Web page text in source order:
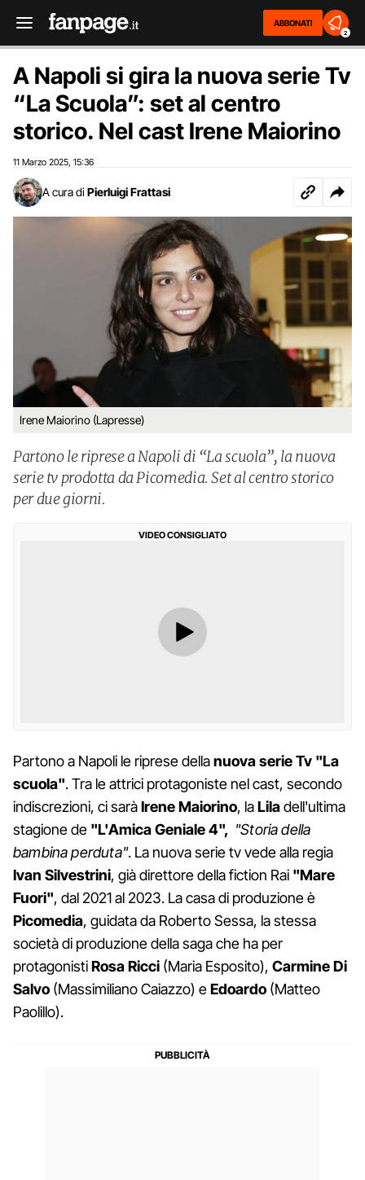
ABBONATI
2
A Napoli si gira la nuova serie Tv
“La Scuola”: set al centro
storico. Nel cast Irene Maiorino
11 Marzo 2025 15:36
A cura di Pierluigi Frattasi
Irene Maiorino (Lapresse)
Partono le riprese a Napoli di “La scuola”, la nuova
serie tv prodotta da Picomedia. Set al centro storico
per due giorni.
VIDEO CONSIGLIATO
Partono a Napoli le riprese dellanuova serie Tv "La
scuola". Tra le attrici protagoniste nel cast, secondo
indiscrezioni, ci saràIrene Maiorino, laLiladell'ultima
stagione de "L'Amica Geniale 4", "Storia della
bambina perduta". La nuova serie tv vede alla regia
Ivan Silvestrini, già direttore della fiction Rai "Mare
Fuori", dal 2021 al 2023. La casa di produzione è
Picomedia, guidata da Roberto Sessa, la stessa
società di produzione della saga che ha per
protagonistiRosa Ricci (Maria Esposito), Carmine Di
Salvo (Massimiliano Caiazzo) eEdoardo (Matteo
Paolillo).